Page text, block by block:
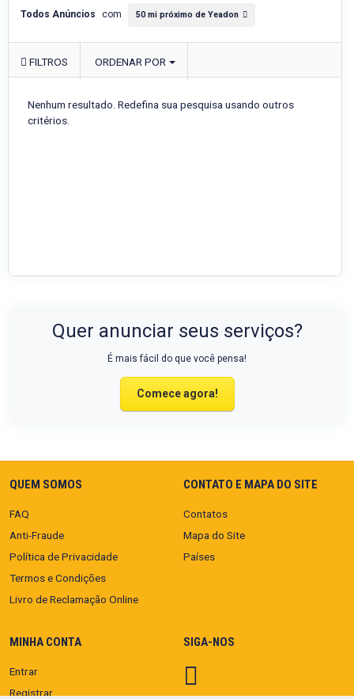
Todos Anúncios com 50 mi próximo de Yeadon
FILTROS ORDENAR POR
Nenhum resultado. Redefina sua pesquisa usando outros
critérios.
Quer anunciar seus serviços?
É mais fácil do que você pensa!
Comece agora!
QUEM SOMOS
FAQ
Anti-Fraude
Política de Privacidade
Termos e Condições
Livro de Reclamação Online
CONTATO E MAPA DO SITE
Contatos
Mapa do Site
Países
MINHA CONTA
Entrar
Registrar
SIGA-NOS